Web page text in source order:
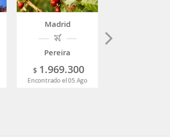
Madrid
Pereira
$ 1.969.300
Encontrado el 05 Ago